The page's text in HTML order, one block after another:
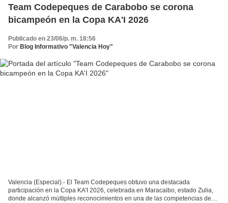
Team Codepeques de Carabobo se corona
bicampeón en la Copa KA'I 2026
Publicado en 23/06/p. m. 18:56
Por Blog Informativo "Valencia Hoy"
Valencia (Especial).- El Team Codepeques obtuvo una destacada
participación en la Copa KA'I 2026, celebrada en Maracaibo, estado Zulia,
donde alcanzó múltiples reconocimientos en una de las competencias de